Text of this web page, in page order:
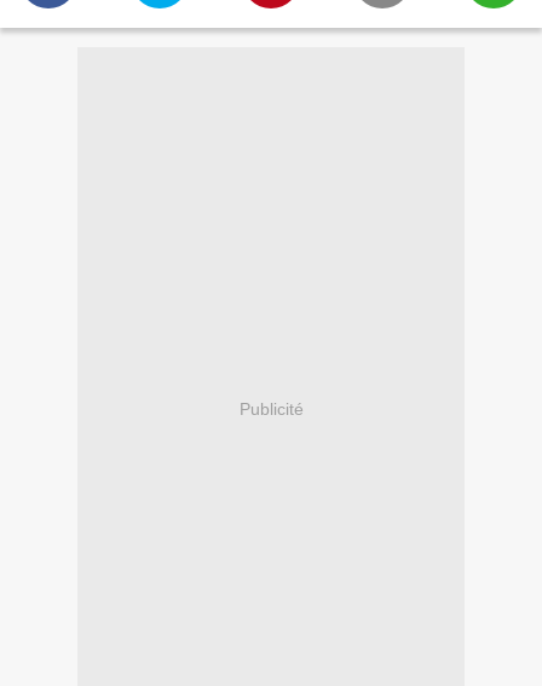
Publicité